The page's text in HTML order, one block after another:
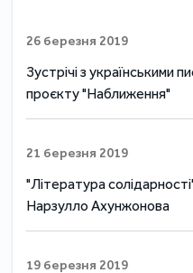
26 березня 2019
Зустрічі з українськими
проєкту "Наближення"
21 березня 2019
"Література
Нарзулло Ахунжонова
19 березня 2019